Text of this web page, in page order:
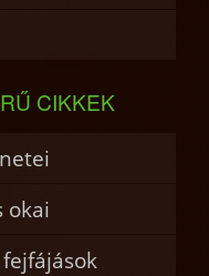
CIKKEK
okai